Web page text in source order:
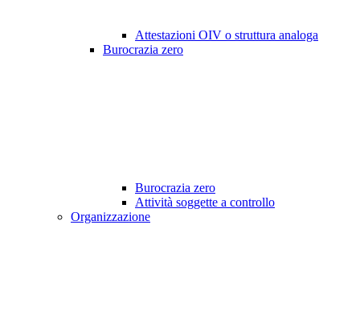
Attestazioni OIV o struttura analoga
Burocrazia zero
Burocrazia zero
Attività soggette a controllo
Organizzazione